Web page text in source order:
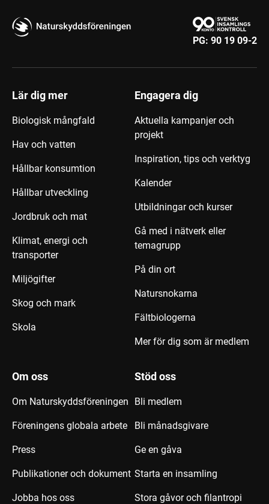
PG: 90 19 09-2
Lär dig mer
Biologisk mångfald
Hav och vatten
Hållbar konsumtion
Hållbar utveckling
Jordbruk och mat
Klimat, energi och
transporter
Miljögifter
Skog och mark
Skola
Engagera dig
Aktuella kampanjer och
projekt
Inspiration, tips och verktyg
Kalender
Utbildningar och kurser
Gå med i nätverk eller
temagrupp
På din ort
Natursnokarna
Fältbiologerna
Mer för dig som är medlem
Om oss
Om Naturskyddsföreningen
Föreningens globala arbete
Press
Publikationer och dokument
Jobba hos oss
Stöd oss
Bli medlem
Bli månadsgivare
Ge en gåva
Starta en insamling
Stora gåvor och filantropi